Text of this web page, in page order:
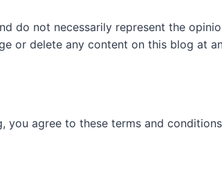
do not necessarily represent the
or delete any content on this blog at
you agree to these terms and